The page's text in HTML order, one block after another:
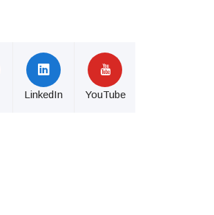
LinkedIn YouTube